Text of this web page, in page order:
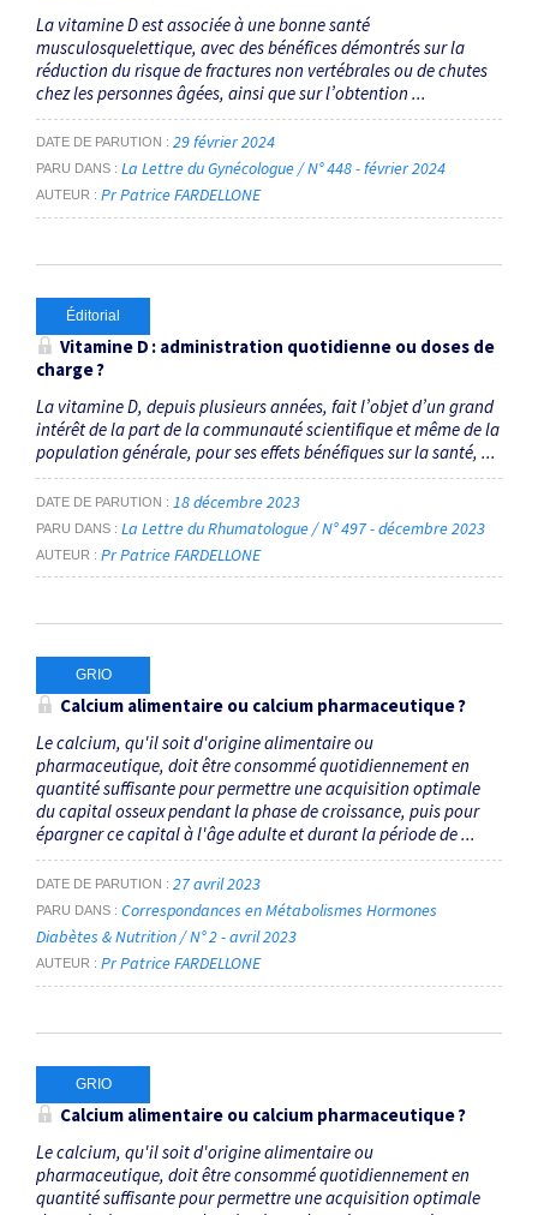
La vitamine D est associée à une bonne santé
musculosquelettique, avec des bénéfices démontrés sur la
réduction du risque de fractures non vertébrales ou de chutes
chez les personnes âgées, ainsi que sur l’obtention ...
DATE DE PARUTION 29 février 2024
PARU DANS La Lettre du Gynécologue / N° 448 - février 2024
AUTEUR Pr Patrice FARDELLONE
Éditorial
Vitamine D : administration quotidienne ou doses de
charge ?
La vitamine D, depuis plusieurs années, fait l’objet d’un grand
intérêt de la part de la communauté scientifique et même de la
population générale, pour ses effets bénéfiques sur la santé, ...
DATE DE PARUTION 18 décembre 2023
PARU DANS La Lettre du Rhumatologue / N° 497 - décembre 2023
AUTEUR Pr Patrice FARDELLONE
GRIO
Calcium alimentaire ou calcium pharmaceutique ?
Le calcium, qu'il soit d'origine alimentaire ou
pharmaceutique, doit être consommé quotidiennement en
quantité suffisante pour permettre une acquisition optimale
du capital osseux pendant la phase de croissance, puis pour
épargner ce capital à l'âge adulte et durant la période de ...
DATE DE PARUTION 27 avril 2023
PARU DANS
Correspondances en Métabolismes Hormones
Diabètes & Nutrition / N° 2 - avril 2023
AUTEUR Pr Patrice FARDELLONE
GRIO
Calcium alimentaire ou calcium pharmaceutique ?
Le calcium, qu'il soit d'origine alimentaire ou
pharmaceutique, doit être consommé quotidiennement en
quantité suffisante pour permettre une acquisition optimale